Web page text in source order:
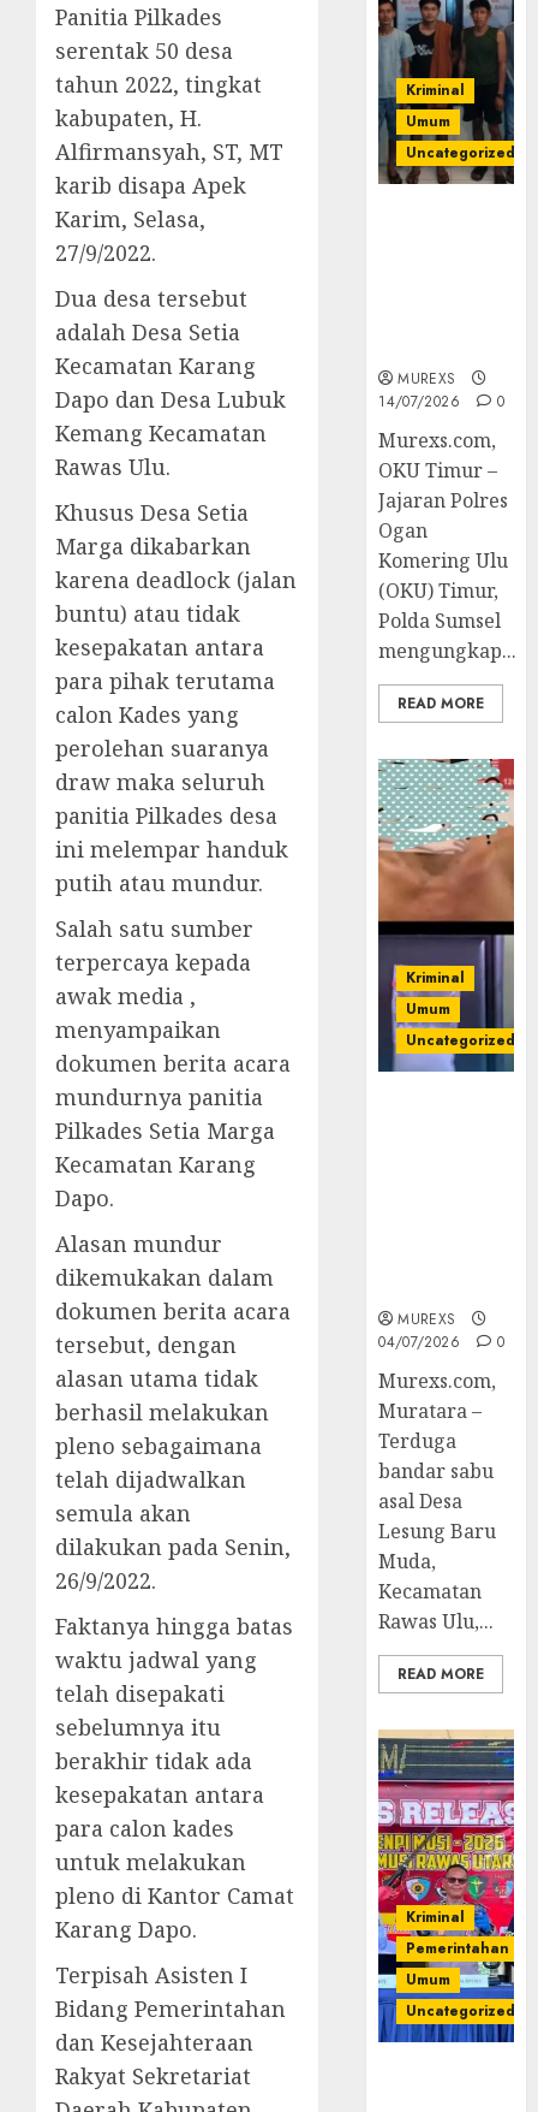
Panitia Pilkades
serentak 50 desa
tahun 2022, tingkat
kabupaten, H.
Alfirmansyah, ST, MT
karib disapa Apek
Karim, Selasa,
27/9/2022.
Dua desa tersebut
adalah Desa Setia
Kecamatan Karang
Dapo dan Desa Lubuk
Kemang Kecamatan
Rawas Ulu.
Khusus Desa Setia
Marga dikabarkan
karena deadlock (jalan
buntu) atau tidak
kesepakatan antara
para pihak terutama
calon Kades yang
perolehan suaranya
draw maka seluruh
panitia Pilkades desa
ini melempar handuk
putih atau mundur.
Salah satu sumber
terpercaya kepada
awak media ,
menyampaikan
dokumen berita acara
mundurnya panitia
Pilkades Setia Marga
Kecamatan Karang
Dapo.
Alasan mundur
dikemukakan dalam
dokumen berita acara
tersebut, dengan
alasan utama tidak
berhasil melakukan
pleno sebagaimana
telah dijadwalkan
semula akan
dilakukan pada Senin,
26/9/2022.
Faktanya hingga batas
waktu jadwal yang
telah disepakati
sebelumnya itu
berakhir tidak ada
kesepakatan antara
para calon kades
untuk melakukan
pleno di Kantor Camat
Karang Dapo.
Terpisah Asisten I
Bidang Pemerintahan
dan Kesejahteraan
Rakyat Sekretariat
Kriminal
Umum
Uncategorized
MUREXS
14/07/2026
0
Murexs.com,
OKU Timur –
Jajaran Polres
Ogan
Komering Ulu
(OKU) Timur,
Polda Sumsel
mengungkap...
READ MORE
Kriminal
Umum
Uncategorized
MUREXS
04/07/2026
0
Murexs.com,
Muratara –
Terduga
bandar sabu
asal Desa
Lesung Baru
Muda,
Kecamatan
Rawas Ulu,...
READ MORE
Kriminal
Pemerintahan
Umum
Uncategorized